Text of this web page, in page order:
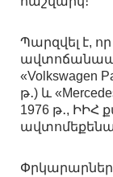
Պարզվել է,
«Volkswagen
թ․) և
1976 թ․, ԻԻՀ